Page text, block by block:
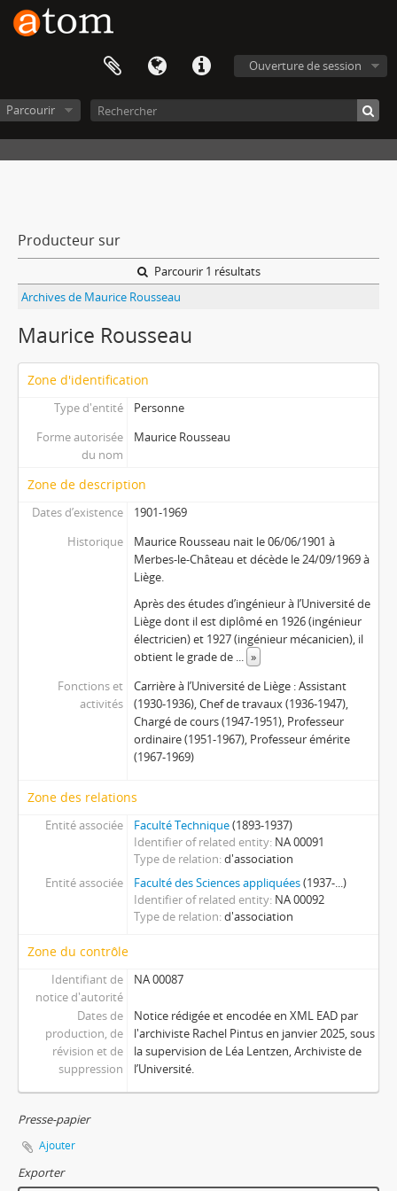
Ouverture de session
Parcourir
Producteur sur
Parcourir 1 résultats
Archives de Maurice Rousseau
Maurice Rousseau
Zone d'identification
Type d'entité
Personne
Forme autorisée
du nom
Maurice Rousseau
Zone de description
Dates d’existence
1901-1969
Historique
Maurice Rousseau nait le 06/06/1901 à
Merbes-le-Château et décède le 24/09/1969 à
Liège.
Après des études d’ingénieur à l’Université de
Liège dont il est diplômé en 1926 (ingénieur
électricien) et 1927 (ingénieur mécanicien), il
obtient le grade de ... »
Fonctions et
activités
Carrière à l’Université de Liège : Assistant
(1930-1936), Chef de travaux (1936-1947),
Chargé de cours (1947-1951), Professeur
ordinaire (1951-1967), Professeur émérite
(1967-1969)
Zone des relations
Entité associée Faculté Technique(1893-1937)
Identifier of related entity NA 00091
Type de relation d'association
Entité associée
Faculté des Sciences appliquées(1937-...)
Identifier of related entity NA 00092
Type de relation d'association
Zone du contrôle
Identifiant de
notice d'autorité
NA 00087
Dates de
production, de
révision et de
suppression
Notice rédigée et encodée en XML EAD par
l'archiviste Rachel Pintus en janvier 2025, sous
la supervision de Léa Lentzen, Archiviste de
l’Université.
Presse-papier
Ajouter
Exporter